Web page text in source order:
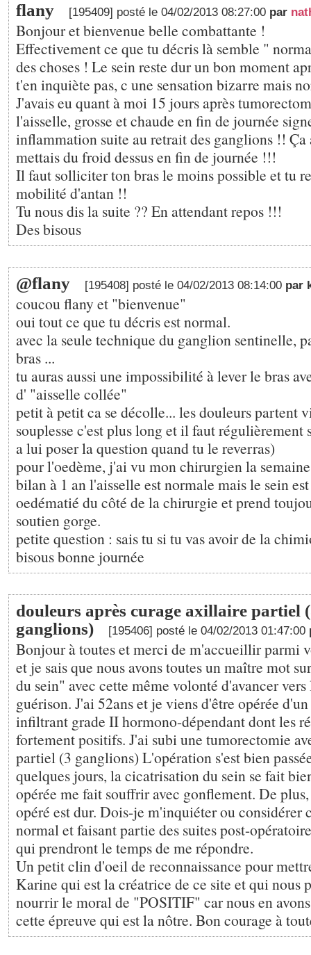
flany [195409] posté le 04/02/2013 08:27:00 par
Bonjour et bienvenue belle combattante !
Effectivement ce que tu décris là semble "
des choses ! Le sein reste dur un bon moment
t'en inquiète pas, c une sensation bizarre mais
J'avais eu quant à moi 15 jours après
l'aisselle, grosse et chaude en fin de journée
inflammation suite au retrait des ganglions !! Ça
mettais du froid dessus en fin de journée !!!
Il faut solliciter ton bras le moins possible et tu
mobilité d'antan !!
Tu nous dis la suite ?? En attendant repos !!!
Des bisous
@flany [195408] posté le 04/02/2013 08:14:00 par
coucou flany et "bienvenue"
oui tout ce que tu décris est normal.
avec la seule technique du ganglion sentinelle,
bras ...
tu auras aussi une impossibilité à lever le bras
d' "aisselle collée"
petit à petit ca se décolle... les douleurs partent
souplesse c'est plus long et il faut régulièrement
a lui poser la question quand tu le reverras)
pour l'oedème, j'ai vu mon chirurgien la
bilan à 1 an l'aisselle est normale mais le sein
oedématié du côté de la chirurgie et prend
soutien gorge.
petite question : sais tu si tu vas avoir de la
bisous bonne journée
douleurs après curage axillaire partiel
ganglions)
[195406] posté le 04/02/2013 01:47:00
Bonjour à toutes et merci de m'accueillir parmi
et je sais que nous avons toutes un maître mot
du sein" avec cette même volonté d'avancer
guérison. J'ai 52ans et je viens d'être opérée
infiltrant grade II hormono-dépendant dont les
fortement positifs. J'ai subi une tumorectomie
partiel (3 ganglions) L'opération s'est bien
quelques jours, la cicatrisation du sein se fait
opérée me fait souffrir avec gonflement. De
opéré est dur. Dois-je m'inquiéter ou considérer
normal et faisant partie des suites post-
qui prendront le temps de me répondre.
Un petit clin d'oeil de reconnaissance pour
Karine qui est la créatrice de ce site et qui nous
nourrir le moral de "POSITIF" car nous en
cette épreuve qui est la nôtre. Bon courage à